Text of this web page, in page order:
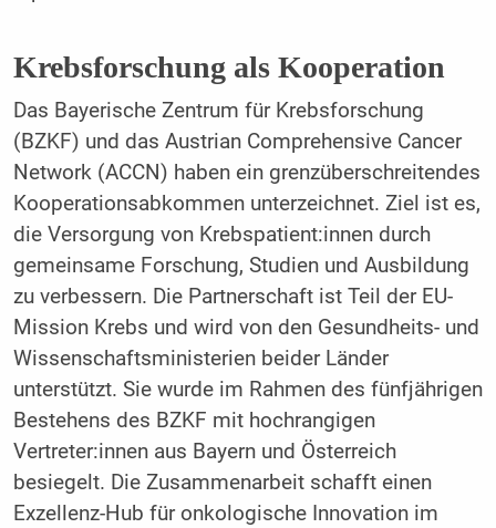
Krebsforschung als Kooperation
Das Bayerische Zentrum für Krebsforschung
(BZKF) und das Austrian Comprehensive Cancer
Network (ACCN) haben ein grenzüberschreitendes
Kooperationsabkommen unterzeichnet. Ziel ist es,
die Versorgung von Krebspatient:innen durch
gemeinsame Forschung, Studien und Ausbildung
zu verbessern. Die Partnerschaft ist Teil der EU-
Mission Krebs und wird von den Gesundheits- und
Wissenschaftsministerien beider Länder
unterstützt. Sie wurde im Rahmen des fünfjährigen
Bestehens des BZKF mit hochrangigen
Vertreter:innen aus Bayern und Österreich
besiegelt. Die Zusammenarbeit schafft einen
Exzellenz-Hub für onkologische Innovation im